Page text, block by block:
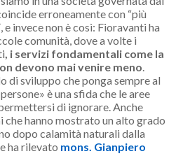
erroneamente con “più
invece non è così: Fioravanti ha
comunità, dove a volte i
, i servizi fondamentali come la
devono mai venire meno.
di sviluppo che ponga sempre al
è una sfida che le aree
di ignorare. Anche
che hanno mostrato un alto grado
dopo calamità naturali dalla
ha rilevato mons. Gianpiero